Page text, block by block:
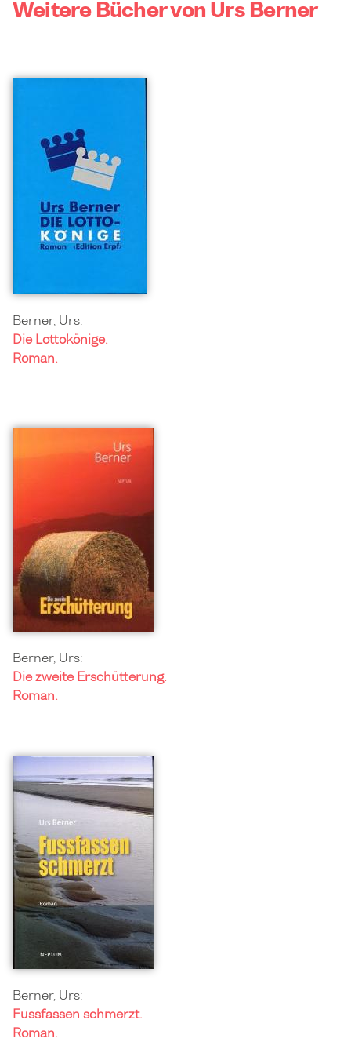
Weitere Bücher von Urs Berner
Berner, Urs:
Die Lottokönige.
Roman.
Berner, Urs:
Die zweite Erschütterung.
Roman.
Berner, Urs:
Fussfassen schmerzt.
Roman.